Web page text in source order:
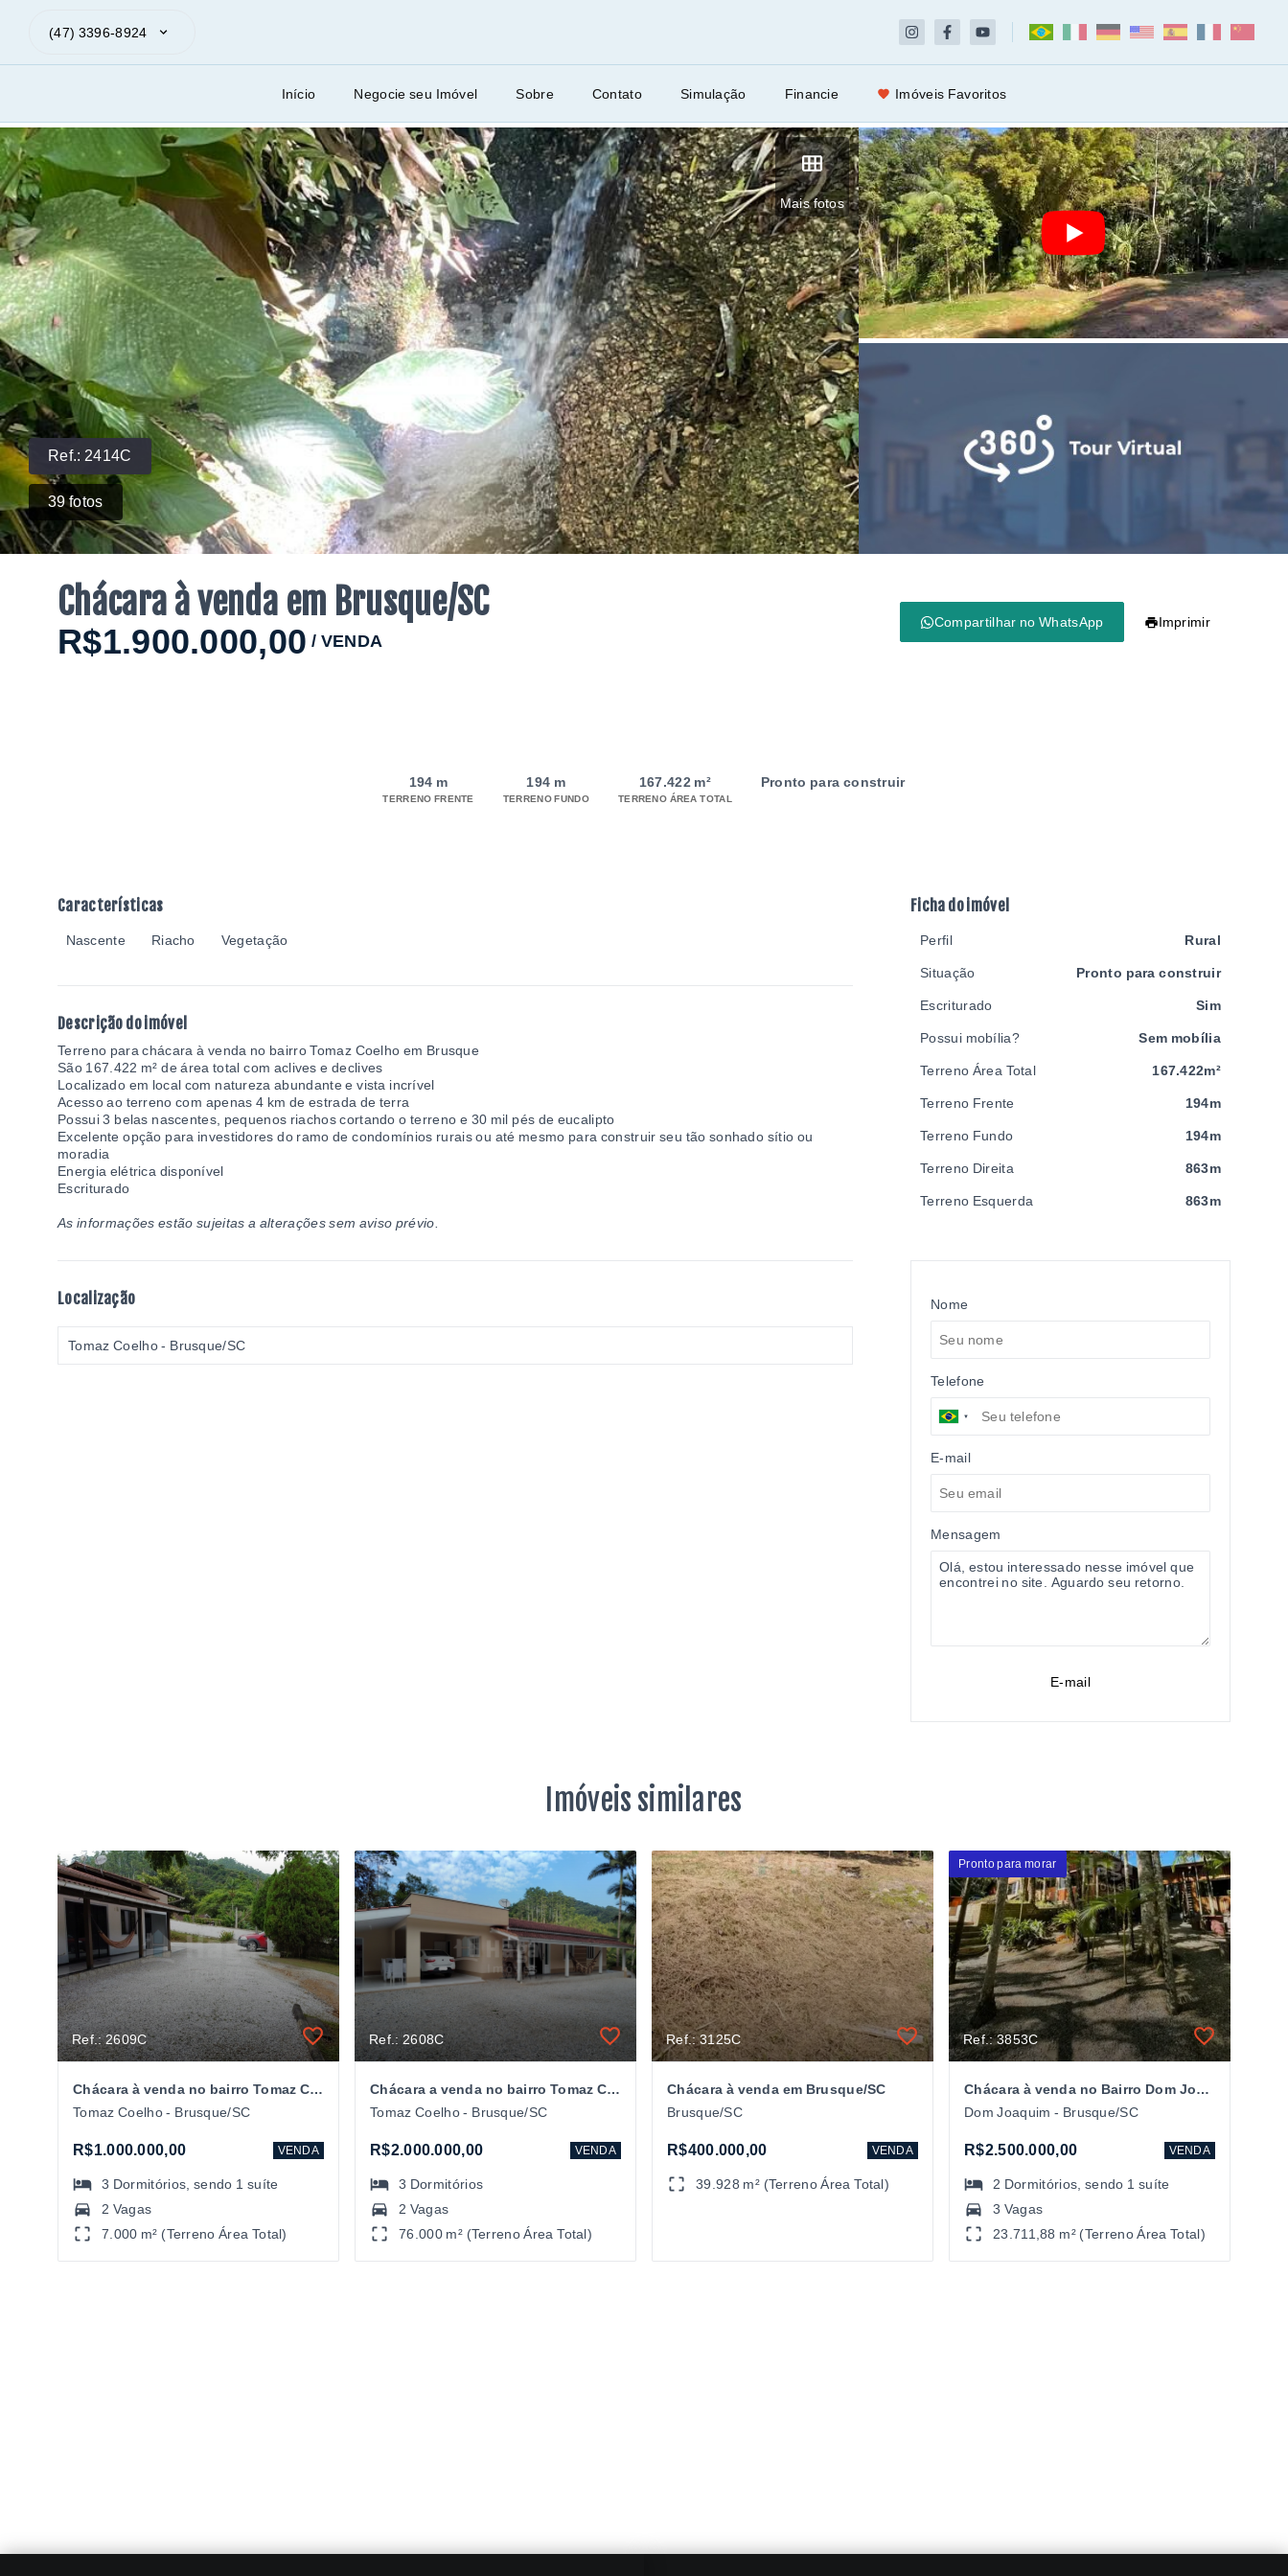
(47) 3396-8924
Início Negocie seu Imóvel Sobre Contato Simulação Financie Imóveis Favoritos
Ref.: 2414C
39fotos
Mais fotos
Chácara à venda em Brusque/SC
R$1.900.000,00 / VENDA
Compartilhar no WhatsApp Imprimir
194 m
TERRENO FRENTE
194 m
TERRENO FUNDO
167.422 m²
TERRENO ÁREA TOTAL
Pronto para construir
Características
Nascente Riacho Vegetação
Descrição do imóvel
Terreno para chácara à venda no bairro Tomaz Coelho em Brusque
São 167.422 m² de área total com aclives e declives
Localizado em local com natureza abundante e vista incrível
Acesso ao terreno com apenas 4 km de estrada de terra
Possui 3 belas nascentes, pequenos riachos cortando o terreno e 30 mil pés de eucalipto
Excelente opção para investidores do ramo de condomínios rurais ou até mesmo para construir seu tão sonhado sítio ou
moradia
Energia elétrica disponível
Escriturado
As informações estão sujeitas a alterações sem aviso prévio.
Localização
Tomaz Coelho - Brusque/SC
Ficha do imóvel
Perfil Rural
Situação Pronto para construir
Escriturado Sim
Possui mobília? Sem mobília
Terreno Área Total 167.422m²
Terreno Frente 194m
Terreno Fundo 194m
Terreno Direita 863m
Terreno Esquerda 863m
Nome
Telefone
E-mail
Mensagem
E-mail
Imóveis similares
Ref.: 2609C
Chácara à venda no bairro Tomaz Coelho em Brusque/SC
Tomaz Coelho - Brusque/SC
R$1.000.000,00 VENDA
3 Dormitórios , sendo 1 suíte
2 Vagas
7.000 m² (Terreno Área Total)
Ref.: 2608C
Chácara a venda no bairro Tomaz Coelho em Brusque/SC
Tomaz Coelho - Brusque/SC
R$2.000.000,00 VENDA
3 Dormitórios
2 Vagas
76.000 m² (Terreno Área Total)
Ref.: 3125C
Chácara à venda em Brusque/SC
Brusque/SC
R$400.000,00 VENDA
39.928 m² (Terreno Área Total)
Pronto para morar
Ref.: 3853C
Chácara à venda no Bairro Dom Joaquim em Brusque/SC
Dom Joaquim - Brusque/SC
R$2.500.000,00 VENDA
2 Dormitórios , sendo 1 suíte
3 Vagas
23.711,88 m² (Terreno Área Total)